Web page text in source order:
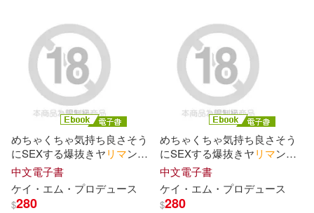
タダノなつ(2)
ドリームチケット(2)
フィリップ・Ｎ・モーゼズ/編著(2)
プレステージマガジン(2)
ブシロードミュージック(1)
ブティック社(1)
プレイフルマインドカンパニー(1)
ベースボール・マガジン社(1)
めちゃくちゃ気持ち良さそう
にSEXする爆抜きヤリ マン
Episode.03 (電子書)
中文電子書
ケイ ・エム・プロデュ ース
$280
めちゃくちゃ気持ち良さそう
にSEXする爆抜きヤリ マン
Episode.02 (電子書)
中文電子書
ケイ ・エム・プロデュ ース
$280